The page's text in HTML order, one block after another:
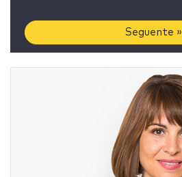
Seguente »